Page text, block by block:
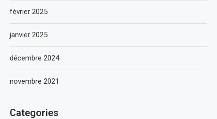
février 2025
janvier 2025
décembre 2024
novembre 2021
Categories